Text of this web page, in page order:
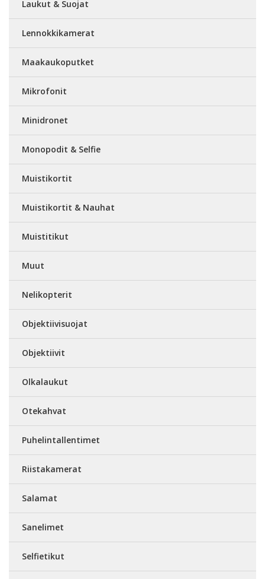
Laukut & Suojat
Lennokkikamerat
Maakaukoputket
Mikrofonit
Minidronet
Monopodit & Selfie
Muistikortit
Muistikortit & Nauhat
Muistitikut
Muut
Nelikopterit
Objektiivisuojat
Objektiivit
Olkalaukut
Otekahvat
Puhelintallentimet
Riistakamerat
Salamat
Sanelimet
Selfietikut